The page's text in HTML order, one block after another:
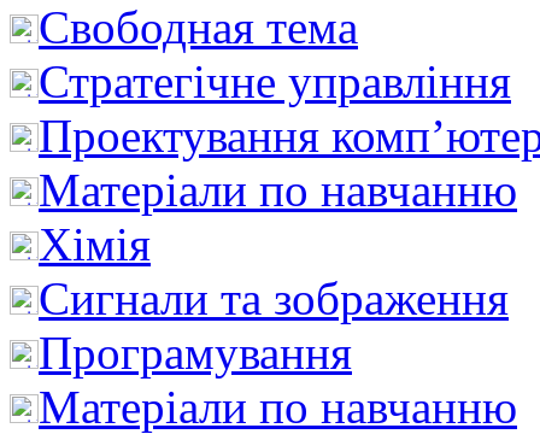
Свободная тема
Стратегічне управління
Проектування
Матеріали по навчанню
Хімія
Сигнали та зображення
Програмування
Матеріали по навчанню